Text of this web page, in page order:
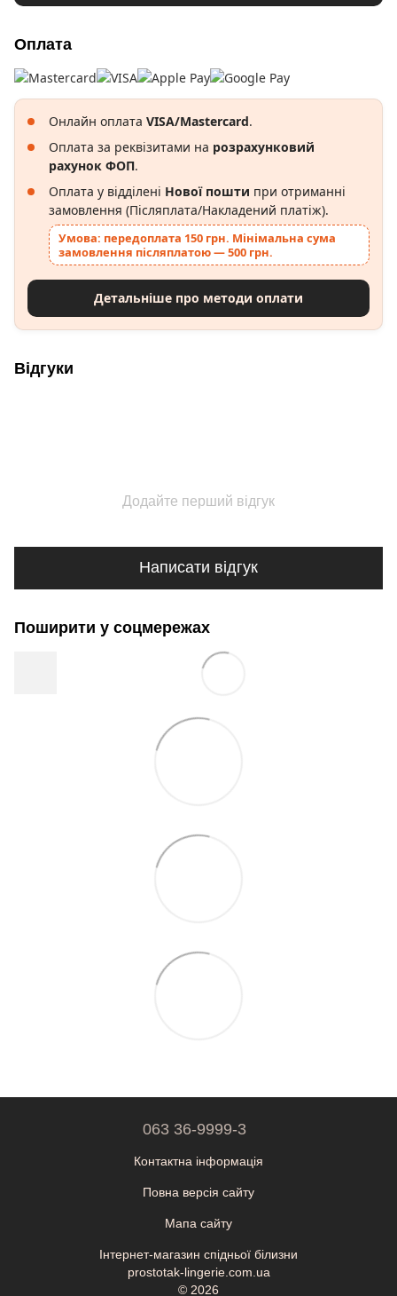
Оплата
Онлайн оплата VISA/Mastercard.
Оплата за реквізитами на розрахунковий
рахунок ФОП.
Оплата у відділені Нової пошти при отриманні
замовлення (Післяплата/Накладений платіж).
Умова: передоплата 150 грн. Мінімальна сума
замовлення післяплатою — 500 грн.
Детальніше про методи оплати
Відгуки
Додайте перший відгук
Написати відгук
Поширити у соцмережах
063 36-9999-3
Контактна інформація
Повна версія сайту
Мапа сайту
Інтернет-магазин спідньої білизни
prostotak-lingerie.com.ua
© 2026